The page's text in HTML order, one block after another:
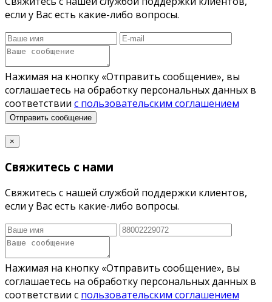
если у Вас есть какие-либо вопросы.
Нажимая на кнопку «Отправить сообщение», вы
соглашаетесь на обработку персональных данных в
соответствии с пользовательским соглашением
Отправить сообщение
×
Свяжитесь с нами
Свяжитесь с нашей службой поддержки клиентов,
если у Вас есть какие-либо вопросы.
Нажимая на кнопку «Отправить сообщение», вы
соглашаетесь на обработку персональных данных в
соответствии с пользовательским соглашением